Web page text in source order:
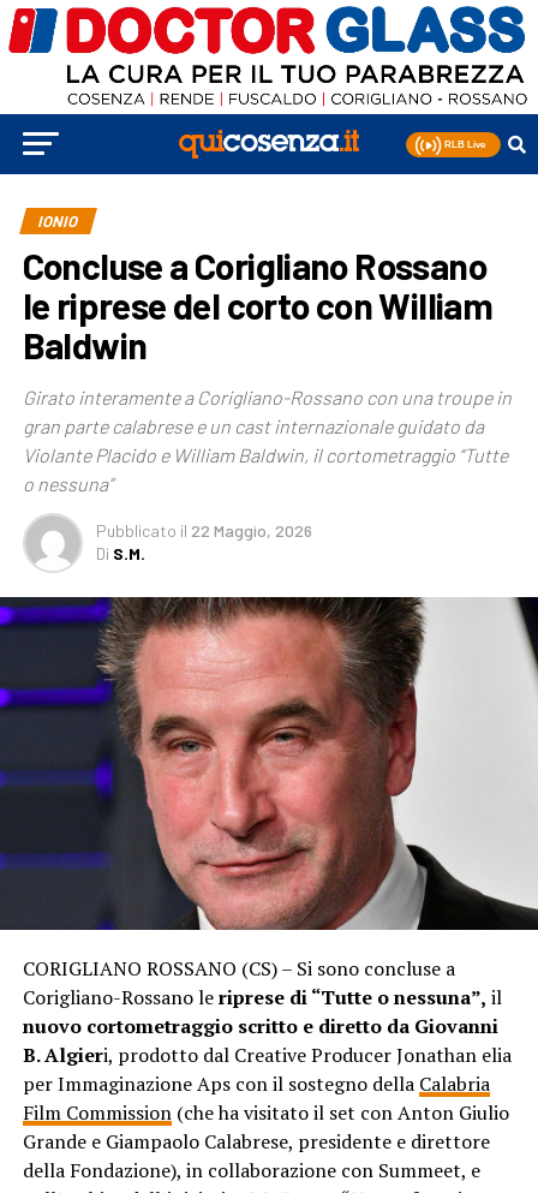
IONIO
Concluse a Corigliano Rossano
le riprese del corto con William
Baldwin
Girato interamente a Corigliano-Rossano con una troupe in
gran parte calabrese e un cast internazionale guidato da
Violante Placido e William Baldwin, il cortometraggio “Tutte
o nessuna”
Pubblicato il 22 Maggio, 2026
Di S.M.
CORIGLIANO ROSSANO (CS) – Si sono concluse a
Corigliano-Rossano leriprese di “Tutte o nessuna”, il
nuovo cortometraggio scritto e diretto da Giovanni
B. Algieri, prodotto dal Creative Producer Jonathan elia
per Immaginazione Aps con il sostegno della Calabria
Film Commission(che ha visitato il set con Anton Giulio
Grande e Giampaolo Calabrese, presidente e direttore
della Fondazione), in collaborazione con Summeet, e